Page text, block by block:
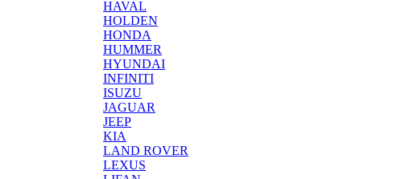
HAVAL
HOLDEN
HONDA
HUMMER
HYUNDAI
INFINITI
ISUZU
JAGUAR
JEEP
KIA
LAND ROVER
LEXUS